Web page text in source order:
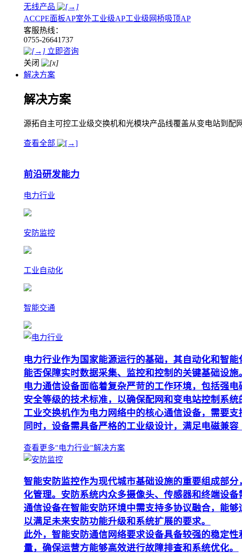
无线产品
ACCPE面板AP室外工业级AP工业级网桥吸顶AP
客服热线：
0755-26641737
立即咨询
关闭
解决方案
解决方案
源拓自主可控工业级交换机和光模块产品线覆盖从变电站到配
查看全部
前沿研发能力
电力行业
安防监控
工业自动化
智能交通
电力行业作为国家能源运行的基础，其自动化和智
能否保障实时数据采集、监控和控制的关键基础设施
电力通信设备面临着复杂严苛的工作环境，包括强
安全等级的技术标准，以确保配网和变电站控制系统
工业交换机作为电力网络中的核心通信设备，需要
同时，设备需具备严格的工业级设计，满足电磁兼
查看更多"电力行业"解决方案
智能安防监控作为现代城市基础设施的重要组成部
化管理。安防系统内众多摄像头、传感器和终端设
通信设备在智能安防环境中需支持多协议融合，能
以满足未来安防功能升级和系统扩展的要求。
此外，智能安防通信网络要求设备具备较强的稳定
量，确保运营方能够高效进行故障排查和系统优化。